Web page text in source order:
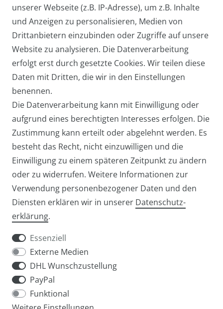
Neuheit
Handy-Umhängetasche TAMRA /
Abendtasche / Cross-Over mit
echtem Stierfell
ab 27,95 € *
Widerrufs­formular
Impressum Daten­schutz­erklärung
unserer Webseite (z.B. IP-Adresse), um z.B. Inhalte
und Anzeigen zu personalisieren, Medien von
Drittanbietern einzubinden oder Zugriffe auf unsere
Website zu analysieren. Die Datenverarbeitung
erfolgt erst durch gesetzte Cookies. Wir teilen diese
Daten mit Dritten, die wir in den Einstellungen
benennen.
Die Datenverarbeitung kann mit Einwilligung oder
aufgrund eines berechtigten Interesses erfolgen. Die
Zustimmung kann erteilt oder abgelehnt werden. Es
besteht das Recht, nicht einzuwilligen und die
Einwilligung zu einem späteren Zeitpunkt zu ändern
oder zu widerrufen. Weitere Informationen zur
Verwendung personenbezogener Daten und den
Diensten erklären wir in unserer Daten­schutz­
erklärung.
Essenziell
Externe Medien
DHL Wunschzustellung
PayPal
Funktional